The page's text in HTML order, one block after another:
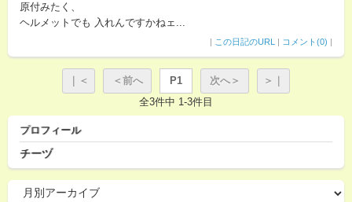
原付みたく、
ヘルメットでも 入れんですかねェ...
| この日記のURL | コメント(0) |
｜＜ ＜前へ P1 次へ＞
＞｜
全3件中 1-3件目
プロフィール
チーヅ